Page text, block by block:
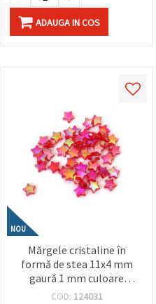
ADAUGA IN COS
NOU
Mărgele cristaline în
formă de stea 11x4 mm
gaură 1 mm culoare
curcubeu roșu -20 grame ~
COD: 124031